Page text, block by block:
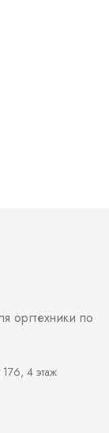
оргтехники по
4 этаж